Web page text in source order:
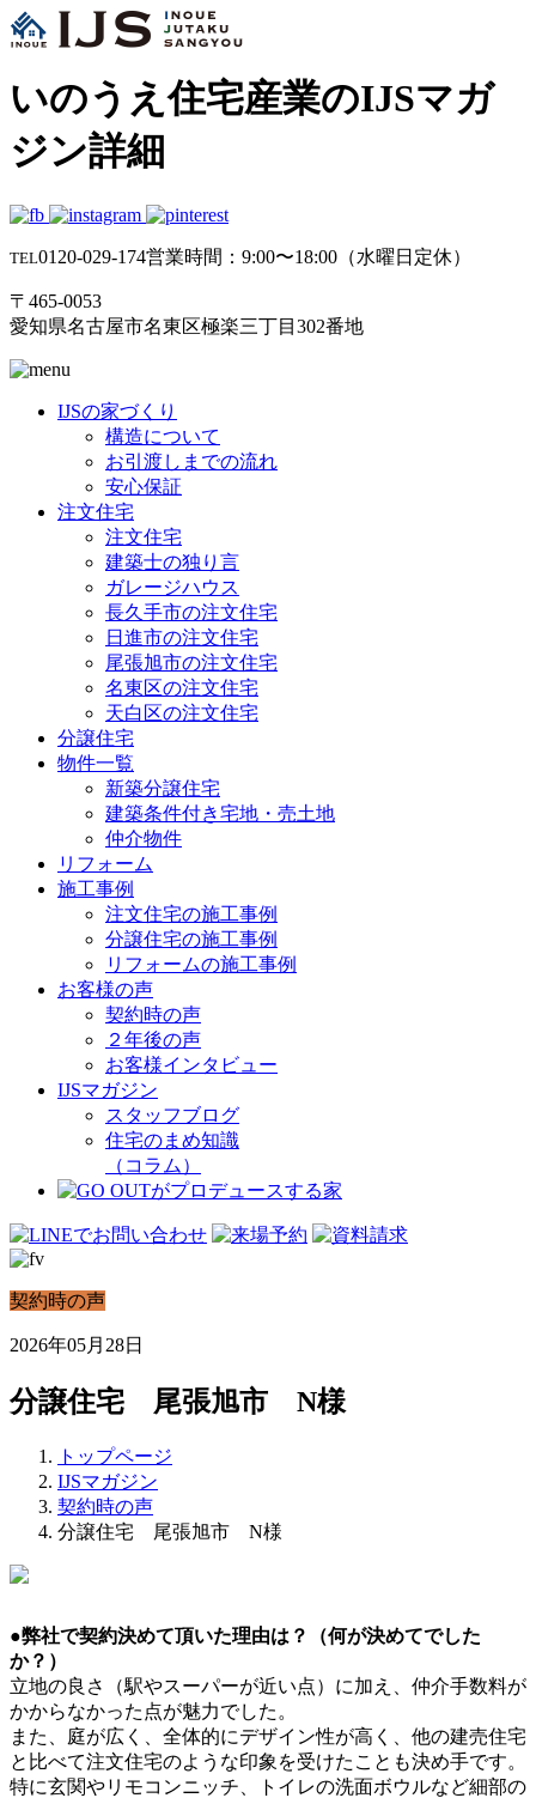
いのうえ住宅産業のIJSマガ
ジン詳細
TEL0120-029-174営業時間：9:00〜18:00（水曜日定休）
〒465-0053
愛知県名古屋市名東区極楽三丁目302番地
IJSの家づくり
構造について
お引渡しまでの流れ
安心保証
注文住宅
注文住宅
建築士の独り言
ガレージハウス
長久手市の注文住宅
日進市の注文住宅
尾張旭市の注文住宅
名東区の注文住宅
天白区の注文住宅
分譲住宅
物件一覧
新築分譲住宅
建築条件付き宅地・売土地
仲介物件
リフォーム
施工事例
注文住宅の施工事例
分譲住宅の施工事例
リフォームの施工事例
お客様の声
契約時の声
２年後の声
お客様インタビュー
IJSマガジン
スタッフブログ
住宅のまめ知識
（コラム）
契約時の声
2026年05月28日
分譲住宅 尾張旭市 N様
トップページ
IJSマガジン
契約時の声
分譲住宅 尾張旭市 N様
●弊社で契約決めて頂いた理由は？（何が決めてでした
か？）
立地の良さ（駅やスーパーが近い点）に加え、仲介手数料が
かからなかった点が魅力でした。
また、庭が広く、全体的にデザイン性が高く、他の建売住宅
と比べて注文住宅のような印象を受けたことも決め手です。
特に玄関やリモコンニッチ、トイレの洗面ボウルなど細部の